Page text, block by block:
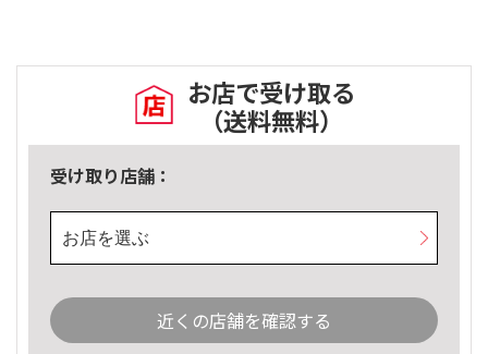
お店で受け取る
（送料無料）
受け取り店舗：
お店を選ぶ
近くの店舗を確認する